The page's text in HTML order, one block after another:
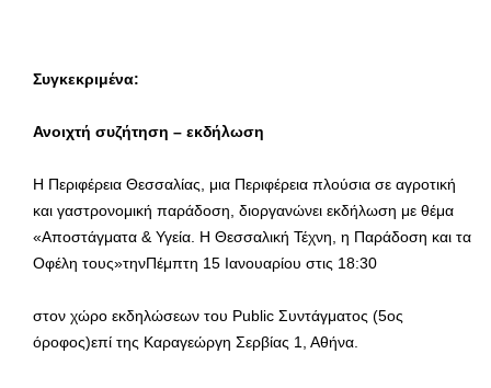
Συγκεκριμένα:
Ανοιχτή συζήτηση – εκδήλωση
Η Περιφέρεια Θεσσαλίας, μια Περιφέρεια πλούσια σε αγροτική
και γαστρονομική παράδοση, διοργανώνει εκδήλωση με θέμα
«Αποστάγματα & Υγεία. Η Θεσσαλική Τέχνη, η Παράδοση και τα
Οφέλη τους»τηνΠέμπτη 15 Ιανουαρίου στις 18:30
στον χώρο εκδηλώσεων του Public Συντάγματος (5ος
όροφος)επί της Καραγεώργη Σερβίας 1, Αθήνα.